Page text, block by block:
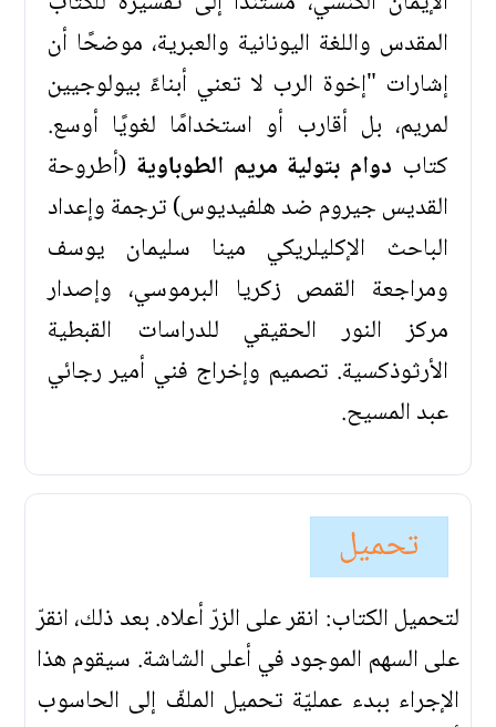
المقدس واللغة اليونانية والعبرية، موضحًا أن
إشارات "إخوة الرب لا تعني أبناءً بيولوجيين
لمريم، بل أقارب أو استخدامًا لغويًا أوسع.
كتاب دوام بتولية مريم الطوباوية (أطروحة
القديس جيروم ضد هلفيديوس) ترجمة وإعداد
الباحث الإكليلريكي مينا سليمان يوسف
ومراجعة القمص زكريا البرموسي، وإصدار
مركز النور الحقيقي للدراسات القبطية
الأرثوذكسية. تصميم وإخراج فني أمير رجائي
عبد المسيح.
تحميل
لتحميل الكتاب: انقر على الزرّ أعلاه. بعد ذلك، انقرّ
على السهم الموجود في أعلى الشاشة. سيقوم هذا
الإجراء ببدء عمليّة تحميل الملفّ إلى الحاسوب